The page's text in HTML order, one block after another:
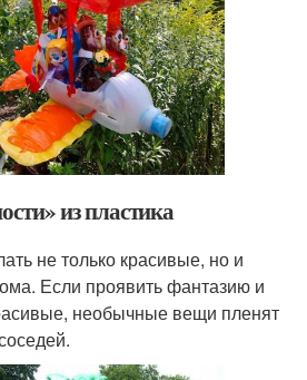
из пластика
не только красивые, но и
Если проявить фантазию и
необычные вещи пленят